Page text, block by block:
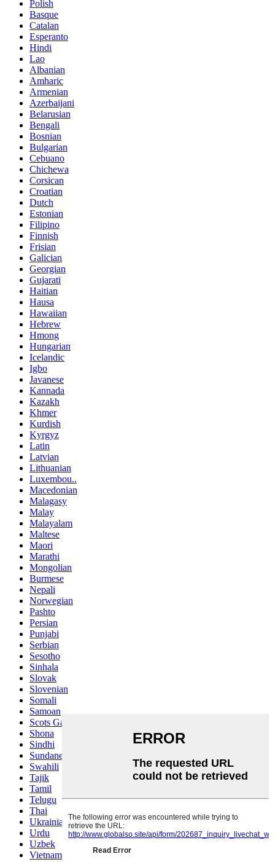
Polish
Basque
Catalan
Esperanto
Hindi
Lao
Albanian
Amharic
Armenian
Azerbaijani
Belarusian
Bengali
Bosnian
Bulgarian
Cebuano
Chichewa
Corsican
Croatian
Dutch
Estonian
Filipino
Finnish
Frisian
Galician
Georgian
Gujarati
Haitian
Hausa
Hawaiian
Hebrew
Hmong
Hungarian
Icelandic
Igbo
Javanese
Kannada
Kazakh
Khmer
Kurdish
Kyrgyz
Latin
Latvian
Lithuanian
Luxembou..
Macedonian
Malagasy
Malay
Malayalam
Maltese
Maori
Marathi
Mongolian
Burmese
Nepali
Norwegian
Pashto
Persian
Punjabi
Serbian
Sesotho
Sinhala
Slovak
Slovenian
Somali
Samoan
Scots Gaelic
Shona
Sindhi
Sundanese
Swahili
Tajik
Tamil
Telugu
Thai
Ukrainian
Urdu
Uzbek
Vietnamese